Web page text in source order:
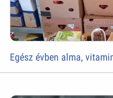
Egész évben alma,